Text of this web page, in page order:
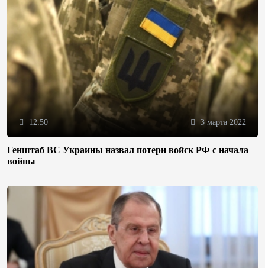
12:50 3 марта 2022
Генштаб ВС Украины назвал потери войск РФ с начала
войны